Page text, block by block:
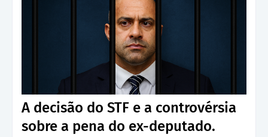
A decisão do STF e a controvérsia
sobre a pena do ex-deputado.